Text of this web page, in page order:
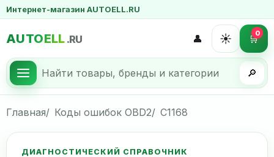
Интернет-магазин AUTOELL.RU
AUTOELL .RU
🔎
👤 ☀️ 🛒0
Главная Коды ошибок OBD2 C1168
ДИАГНОСТИЧЕСКИЙ СПРАВОЧНИК